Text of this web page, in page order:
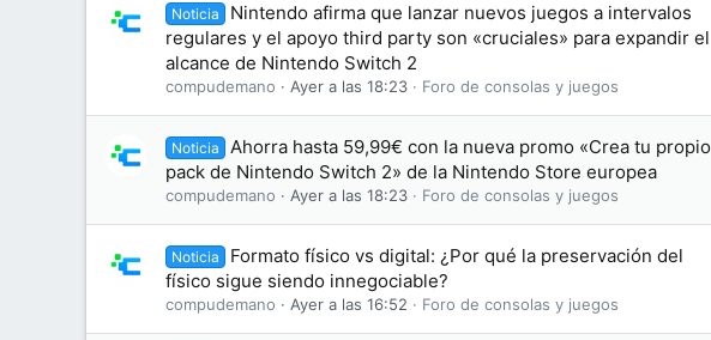
Noticia
Nintendo afirma que lanzar nuevos juegos a intervalos
regulares y el apoyo third party son «cruciales» para expandir el
alcance de Nintendo Switch 2
compudemano Ayer a las 18:23 Foro de consolas y juegos
Noticia
Ahorra hasta 59,99€ con la nueva promo «Crea tu propio
pack de Nintendo Switch 2» de la Nintendo Store europea
compudemano Ayer a las 18:23 Foro de consolas y juegos
Noticia
Formato físico vs digital: ¿Por qué la preservación del
físico sigue siendo innegociable?
compudemano Ayer a las 16:52 Foro de consolas y juegos